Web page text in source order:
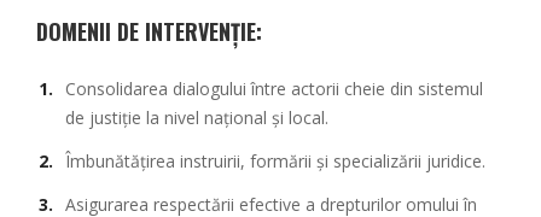
DOMENII DE INTERVENȚIE:
Consolidarea dialogului între actorii cheie din sistemul
de justiție la nivel național și local.
Îmbunătățirea instruirii, formării și specializării juridice.
Asigurarea respectării efective a drepturilor omului în